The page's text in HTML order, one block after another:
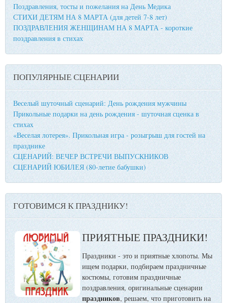
Поздравления, тосты и пожелания на День Медика
СТИХИ ДЕТЯМ НА 8 МАРТА (для детей 7-8 лет)
ПОЗДРАВЛЕНИЯ ЖЕНЩИНАМ НА 8 МАРТА - короткие
поздравления в стихах
ПОПУЛЯРНЫЕ СЦЕНАРИИ
Веселый шуточный сценарий: День рождения мужчины
Прикольные подарки на день рождения - шуточная сценка в
стихах
«Веселая лотерея». Прикольная игра - розыгрыш для гостей на
празднике
СЦЕНАРИЙ: ВЕЧЕР ВСТРЕЧИ ВЫПУСКНИКОВ
СЦЕНАРИЙ ЮБИЛЕЯ (80-летие бабушки)
ГОТОВИМСЯ К ПРАЗДНИКУ!
ПРИЯТНЫЕ ПРАЗДНИКИ!
Праздники - это и приятные хлопоты. Мы
ищем подарки, подбираем праздничные
костюмы, готовим праздничные
поздравления, оригинальные сценарии
праздников, решаем, что приготовить на